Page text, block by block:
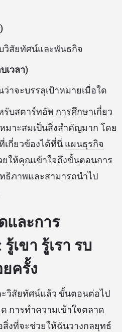
วิสัยทัศน์และพันธกิจ
เวลา)
าจะบรรลุเป้าหมายเมื่อใด
บสตาร์ทอัพ การศึกษาเกี่ยว
มาะสมเป็นสิ่งสำคัญมาก โดย
กี่ยวข้องได้ที่นี่ แผนธุรกิจ
ยให้คุณเข้าใจถึงขั้นตอนการ
ภาพและสามารถนำไป
และการ
เขา รู้เรา รบ
ครั้ง
ะวิสัยทัศน์แล้ว ขั้นตอนต่อไป
การทำความเข้าใจตลาด
งที่จะช่วยให้ฉันวางกลยุทธ์